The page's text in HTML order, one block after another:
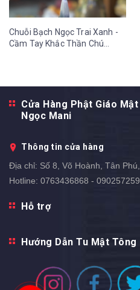
Chuỗi Bạch Ngọc Trai Xanh -
Cầm Tay Khắc Thần Chú
Cửa Hàng Phật Giáo
Ngọc Mani
Thông tin cửa hàng
Địa chỉ: Số 8, Võ Hoành, Tân
Hotline: 0763436868 -
Hỗ trợ
Hướng Dẫn Tu Mật Tông